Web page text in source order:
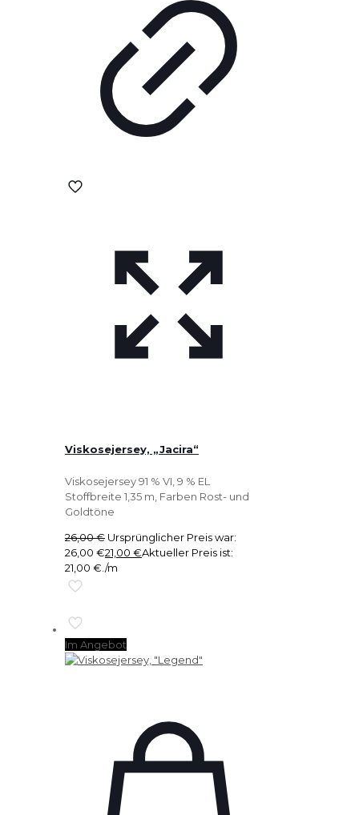
Viskosejersey, „Jacira“
Viskosejersey 91 % VI, 9 % EL
Stoffbreite 1,35 m, Farben Rost- und
Goldtöne
26,00€ Ursprünglicher Preis war:
26,00 €21,00 €Aktueller Preis ist:
21,00 €./m
Im Angebot